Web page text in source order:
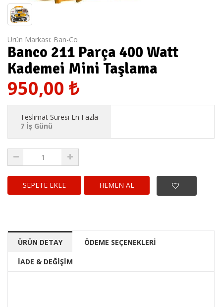
Ürün Markası: Ban-Co
Banco 211 Parça 400 Watt
Kademei Mini Taşlama
950,00 ₺
Teslimat Süresi En Fazla
7 İş Günü
HEMEN AL
ÜRÜN DETAY ÖDEME SEÇENEKLERİ
İADE & DEĞİŞİM